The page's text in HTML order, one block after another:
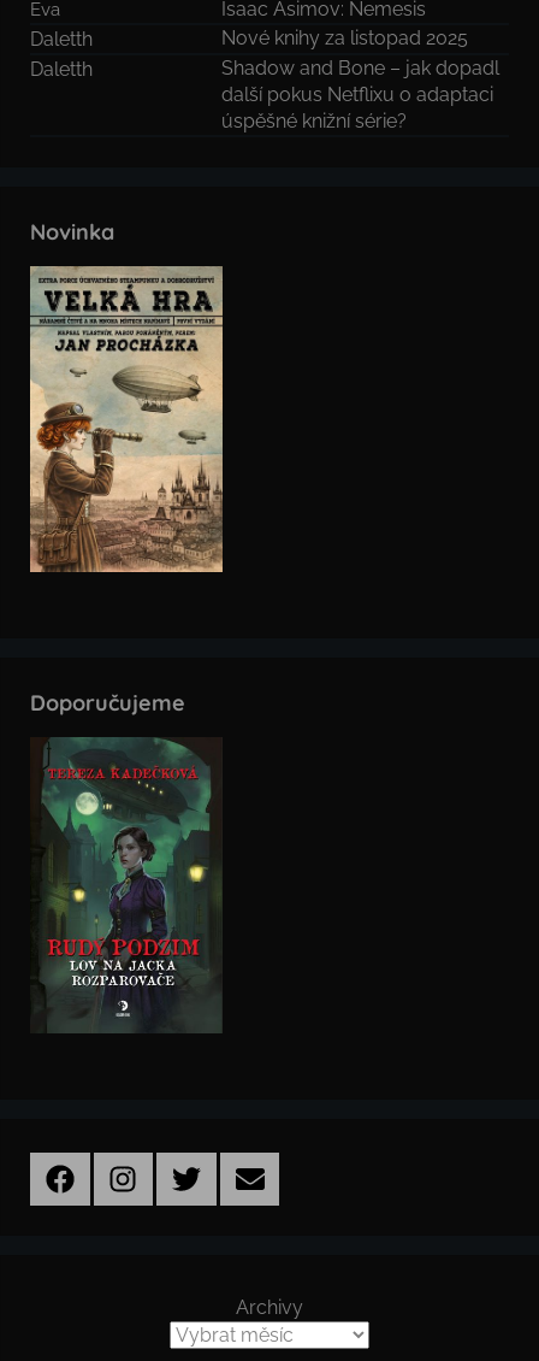
Eva
Isaac Asimov: Nemesis
Daletth
Nové knihy za listopad 2025
Daletth
Shadow and Bone – jak dopadl
další pokus Netflixu o adaptaci
úspěšné knižní série?
Novinka
Doporučujeme
FacebookInstagramTwitter Email
Archivy